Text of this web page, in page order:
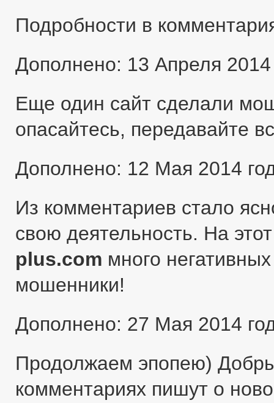
Подробности в
Дополнено: 13 Апреля 2014
Еще один сайт сделали
опасайтесь, передавайте
Дополнено: 12 Мая 2014
Из комментариев стало
свою деятельность. На
plus.com много
мошенники!
Дополнено: 27 Мая 2014
Продолжаем эпопею)
комментариях пишут о